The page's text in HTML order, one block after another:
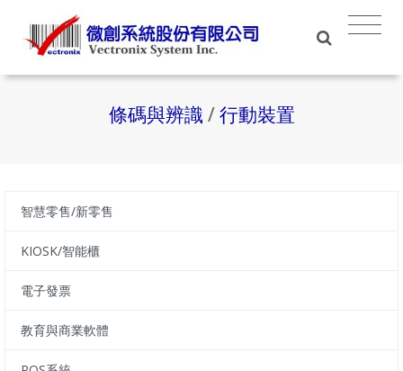
條碼與辨識 /行動裝置
智慧零售/新零售
KIOSK/智能櫃
電子發票
教育與商業軟體